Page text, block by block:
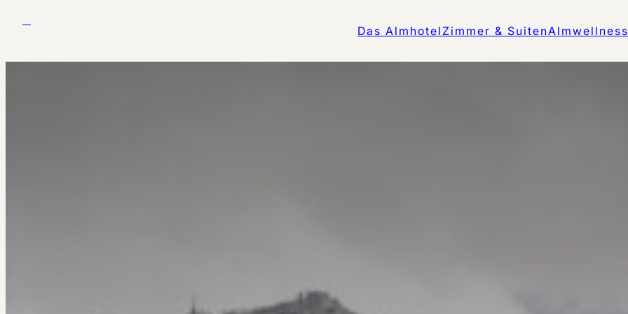
Das Almhotel Zimmer & SuitenAlmwellness